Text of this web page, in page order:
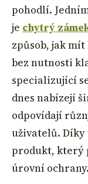
pohodlí.
je chytrý
způsob, jak
bez nutnosti
specializující
dnes nabízejí
odpovídají
uživatelů. Díky
produkt, který
úrovní ochrany.